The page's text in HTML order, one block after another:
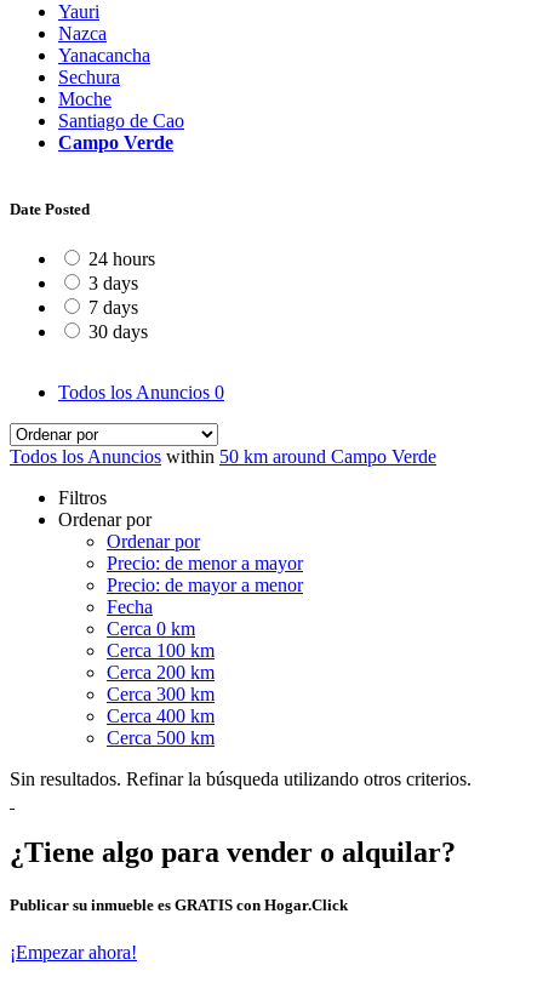
Yauri
Nazca
Yanacancha
Sechura
Moche
Santiago de Cao
Campo Verde
Date Posted
24 hours
3 days
7 days
30 days
Todos los Anuncios 0
Todos los Anuncios within 50 km around Campo Verde
Filtros
Ordenar por
Ordenar por
Precio: de menor a mayor
Precio: de mayor a menor
Fecha
Cerca 0 km
Cerca 100 km
Cerca 200 km
Cerca 300 km
Cerca 400 km
Cerca 500 km
Sin resultados. Refinar la búsqueda utilizando otros criterios.
¿Tiene algo para vender o alquilar?
Publicar su inmueble es GRATIS con Hogar.Click
¡Empezar ahora!